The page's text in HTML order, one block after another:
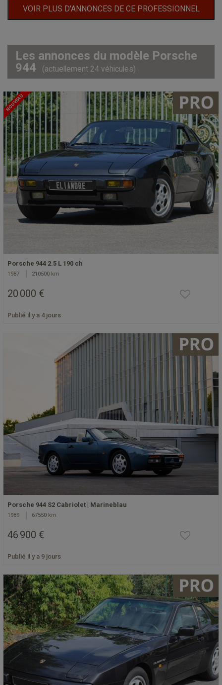
VOIR PLUS D'ANNONCES DE CE PROFESSIONNEL
Les annonces du modèle Porsche
944
(actuellement 24 véhicules)
NOUVEAU
Porsche 944 2.5 L 190 ch
1987 210500 km
20 000 €
Publié il y a 4 jours
Porsche 944 S2 Cabriolet | Marineblau
1989 67550 km
46 900 €
Publié il y a 9 jours